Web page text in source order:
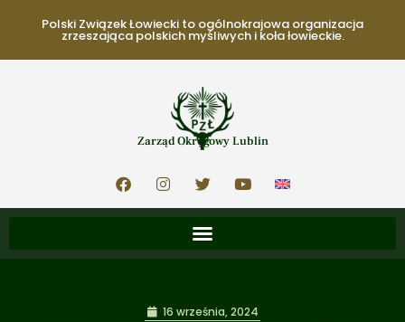
Polski Związek Łowiecki to ogólnokrajowa organizacja
zrzeszająca polskich myśliwych i koła łowieckie.
Zarząd Okręgowy Lublin
16 września, 2024